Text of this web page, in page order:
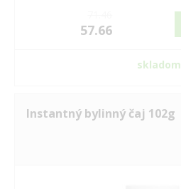
57.66
skladom
Instantný bylinný čaj 102g